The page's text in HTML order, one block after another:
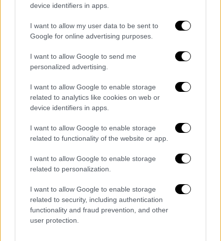
device identifiers in apps.
I want to allow my user data to be sent to
Google for online advertising purposes.
I want to allow Google to send me
personalized advertising.
I want to allow Google to enable storage
related to analytics like cookies on web or
device identifiers in apps.
I want to allow Google to enable storage
related to functionality of the website or app.
I want to allow Google to enable storage
related to personalization.
I want to allow Google to enable storage
related to security, including authentication
functionality and fraud prevention, and other
user protection.
κατευθύνσεις της κυβερνητικής πολιτικής
με στόχο την αποτελεσματική διαχείριση
των μεταναστευτικών ροών, τη συνδρομή
του οργανισμού στην αύξηση των
της νόμιμης μετανάστευσης.
Στο πλαίσιο της συζήτησης, τέθηκε και η
δημιουργία ειδικού αποθηκευτικού χώρου
για την υποστήριξη της διανομής υλικού
Θεσσαλονίκη.
Οι δύο πλευρές συμφώνησαν στη συνέχιση
της ισχυρής συνεργασίας ανάμεσα
στο
υπουργείο Μετανάστευσης και Ασύλου
τον Διεθνή Οργανισμό Μετανάστευσης, προς